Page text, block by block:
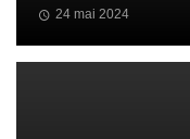
24 mai 2024